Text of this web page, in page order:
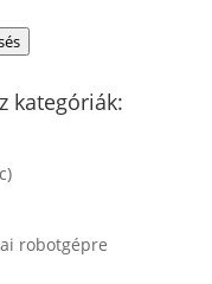
kategóriák:
robotgépre